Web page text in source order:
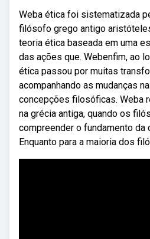
Weba ética foi sistematizada
filósofo grego antigo
teoria ética baseada em uma
das ações que. Webenfim, ao
ética passou por muitas
acompanhando as mudanças
concepções filosóficas. Weba
na grécia antiga, quando os
compreender o fundamento da
Enquanto para a maioria dos